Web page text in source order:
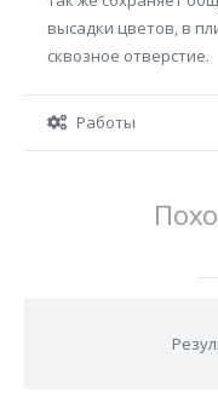
высадки цветов, в
сквозное отверстие.
Работы